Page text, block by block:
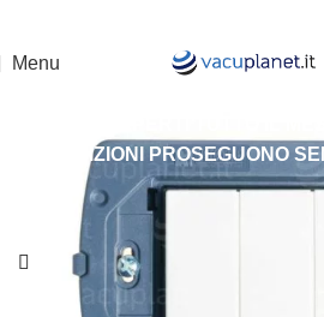
Menu
SPEDIZIONI PROSEGUONO